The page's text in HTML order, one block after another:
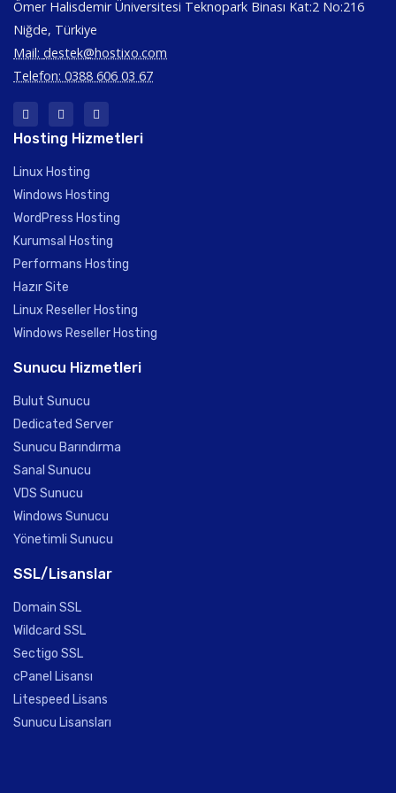
Ömer Halisdemir Üniversitesi Teknopark Binası Kat:2 No:216
Niğde, Türkiye
Mail: destek@hostixo.com
Telefon: 0388 606 03 67
Hosting Hizmetleri
Linux Hosting
Windows Hosting
WordPress Hosting
Kurumsal Hosting
Performans Hosting
Hazır Site
Linux Reseller Hosting
Windows Reseller Hosting
Sunucu Hizmetleri
Bulut Sunucu
Dedicated Server
Sunucu Barındırma
Sanal Sunucu
VDS Sunucu
Windows Sunucu
Yönetimli Sunucu
SSL/Lisanslar
Domain SSL
Wildcard SSL
Sectigo SSL
cPanel Lisansı
Litespeed Lisans
Sunucu Lisansları